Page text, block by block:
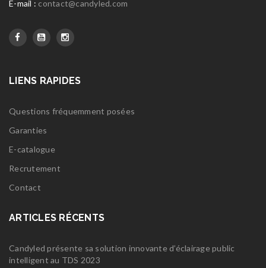
E-mail : contact@candyled.com
LIENS RAPIDES
Questions fréquemment posées
Garanties
E-catalogue
Recrutement
Contact
ARTICLES RÉCENTS
Candyled présente sa solution innovante d’éclairage public
intelligent au TDS 2023